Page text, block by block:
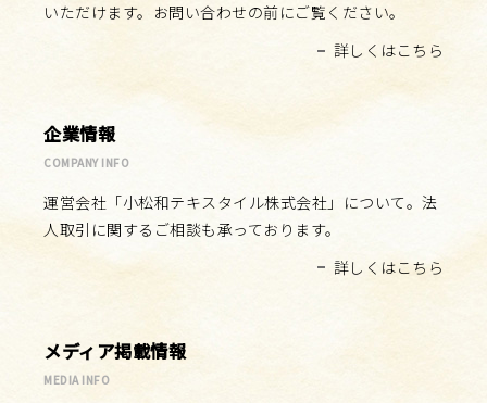
いただけます。お問い合わせの前にご覧ください。
詳しくはこちら
企業情報
COMPANY INFO
運営会社「小松和テキスタイル株式会社」について。法
人取引に関するご相談も承っております。
詳しくはこちら
メディア掲載情報
MEDIA INFO